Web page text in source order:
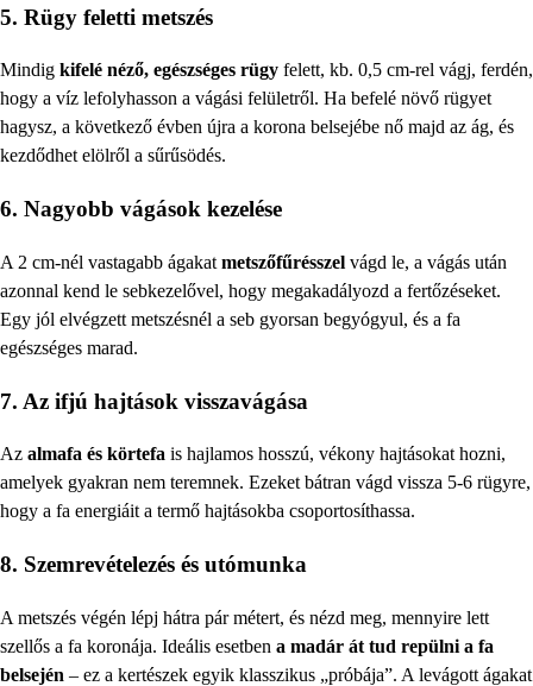
5. Rügy feletti metszés
Mindig kifelé néző, egészséges rügy felett, kb. 0,5 cm-rel vágj, ferdén,
hogy a víz lefolyhasson a vágási felületről. Ha befelé növő rügyet
hagysz, a következő évben újra a korona belsejébe nő majd az ág, és
kezdődhet elölről a sűrűsödés.
6. Nagyobb vágások kezelése
A 2 cm-nél vastagabb ágakat metszőfűrésszel vágd le, a vágás után
azonnal kend le sebkezelővel, hogy megakadályozd a fertőzéseket.
Egy jól elvégzett metszésnél a seb gyorsan begyógyul, és a fa
egészséges marad.
7. Az ifjú hajtások visszavágása
Az almafa és körtefa is hajlamos hosszú, vékony hajtásokat hozni,
amelyek gyakran nem teremnek. Ezeket bátran vágd vissza 5-6 rügyre,
hogy a fa energiáit a termő hajtásokba csoportosíthassa.
8. Szemrevételezés és utómunka
A metszés végén lépj hátra pár métert, és nézd meg, mennyire lett
szellős a fa koronája. Ideális esetben a madár át tud repülni a fa
belsején – ez a kertészek egyik klasszikus „próbája”. A levágott ágakat